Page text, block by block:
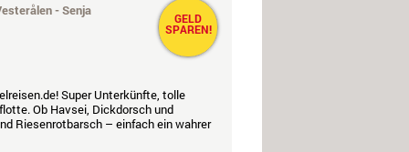
- Senja GELD
SPAREN!
Super Unterkünfte, tolle
Ob Havsei, Dickdorsch und
Riesenrotbarsch – einfach ein wahrer